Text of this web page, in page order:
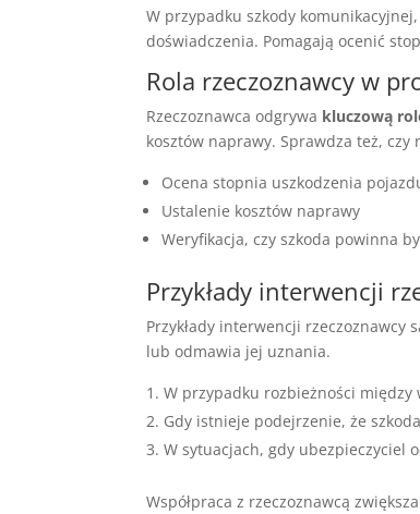
W przypadku szkody komunikacyjnej,
doświadczenia. Pomagają ocenić
Rola rzeczoznawcy w
Rzeczoznawca odgrywa kluczową
kosztów naprawy. Sprawdza też,
Ocena stopnia uszkodzenia
Ustalenie kosztów naprawy
Weryfikacja, czy szkoda powinna
Przykłady interwencji
Przykłady interwencji rzeczoznawcy
lub odmawia jej uznania.
W przypadku rozbieżności
Gdy istnieje podejrzenie, że
W sytuacjach, gdy ubezpieczyciel
Współpraca z rzeczoznawcą